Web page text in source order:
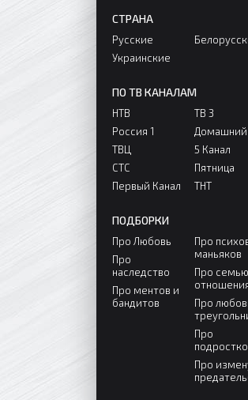
СТРАНА
Русские
Украинские
ПО ТВ КАНАЛАМ
НТВ
Россия 1
ТВЦ
СТС
Первый Канал
ТВ 3
Домашний
5 Канал
Пятница
ТНТ
ПОДБОРКИ
Про Любовь
Про
наследство
Про ментов и
бандитов
Про
маньяков
Про
Про
Про
Про